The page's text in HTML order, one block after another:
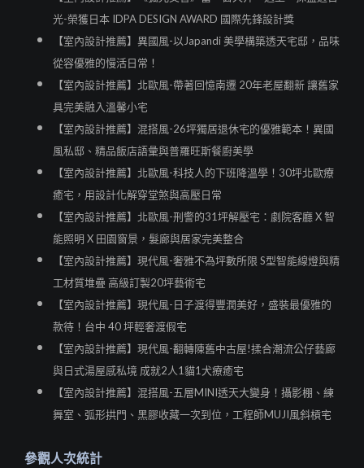
光-榮獲日本 IDPA DESIGN AWARD 國際先鋒設計獎
【室內設計推薦】異國風-以Japandi 美學構築透天宅邸，品味
從容優雅的慢活日常！
【室內設計推薦】北歐風-帶著回憶南遷 20年老屋翻新 讓舊家
具完美融入溫馨小宅
【室內設計推薦】混搭風-26坪獨居退休宅的優雅範本！異國
風私邸、精品飯店語彙與普羅旺斯餐廚美學
【室內設計推薦】北歐風-科技人的下班降溫學！30坪北歐療
癒宅，用設計化解穿堂煞與高壓日常
【室內設計推薦】北歐風-刑警的31坪解壓宅：劇院客廳 X 智
能照明 X 田園窗景，髮廊與居家完美整合
【室內設計推薦】現代風-奢雅不為坪數所限 S型智能線燈與精
工材質堆疊 高級訂製20坪藝術宅
【室內設計推薦】現代風-日子渡得豐潤美好，盛裝最優雅的
款待！台中 40 坪輕奢渡假宅
【室內設計推薦】現代風-翻轉陳舊中古屋!揉合潮流公仔藝廊
與日式湯屋感私境 成就2人1貓1犬療癒宅
【室內設計推薦】混搭風-五層MINI透天大變身！攝影棚、練
舞室、弧形拱門、黑膠收藏一次到位，工程師MUJI風斜槓宅
參觀人次統計